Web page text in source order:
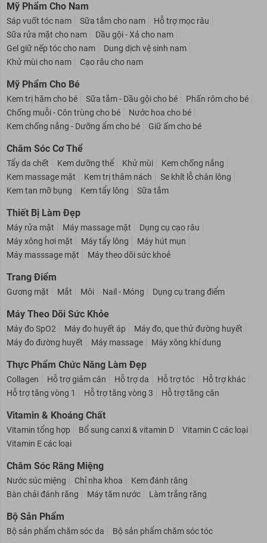
Mỹ Phẩm Cho Nam
Sáp vuốt tóc nam Sữa tắm cho nam
Hỗ trợ mọc râu
Sữa rửa mặt cho nam
Dầu gội - Xả cho nam
Gel giữ nếp tóc cho nam
Dung dịch vệ sinh nam
Khử mùi cho nam
Cạo râu cho nam
Mỹ Phẩm Cho Bé
Kem trị hăm cho bé Sữa tắm - Dầu gội cho bé
Phấn rôm cho bé
Chống muỗi - Côn trùng cho bé
Nước hoa cho bé
Kem chống nắng - Dưỡng ẩm cho bé
Giữ ấm cho bé
Chăm Sóc Cơ Thể
Tẩy da chết Kem dưỡng thể Khử mùi
Kem chống nắng
Kem massage mặt
Kem trị thâm nách
Se khít lỗ chân lông
Kem tan mỡ bụng
Kem tẩy lông Sữa tắm
Thiết Bị Làm Đẹp
Máy rửa mặt Máy massage mặt
Dụng cụ cạo râu
Máy xông hơi mặt
Máy tẩy lông
Máy hút mụn
Máy masssage mặt
Máy theo dõi sức khoẻ
Trang Điểm
Gương mặt Mắt Môi Nail - Móng Dụng cụ trang điểm
Máy Theo Dõi Sức Khỏe
Máy đo SpO2 Máy đo huyết áp
Máy đo, que thử đường huyết
Máy đo đường huyết
Máy massage Máy xông khí dung
Thực Phẩm Chức Năng Làm Đẹp
Collagen Hỗ trợ giảm cân Hỗ trợ da Hỗ trợ tóc
Hỗ trợ khác
Hỗ trợ tăng vòng 1
Hỗ trợ tăng vòng 3 Hỗ trợ tăng cân
Vitamin & Khoáng Chất
Vitamin tổng hợp Bổ sung canxi & vitamin D
Vitamin C các loại
Vitamin E các loại
Chăm Sóc Răng Miệng
Nước súc miệng Chỉ nha khoa
Kem đánh răng
Bàn chải đánh răng
Máy tăm nước Làm trắng răng
Bộ Sản Phẩm
Bộ sản phẩm chăm sóc da Bộ sản phẩm chăm sóc tóc